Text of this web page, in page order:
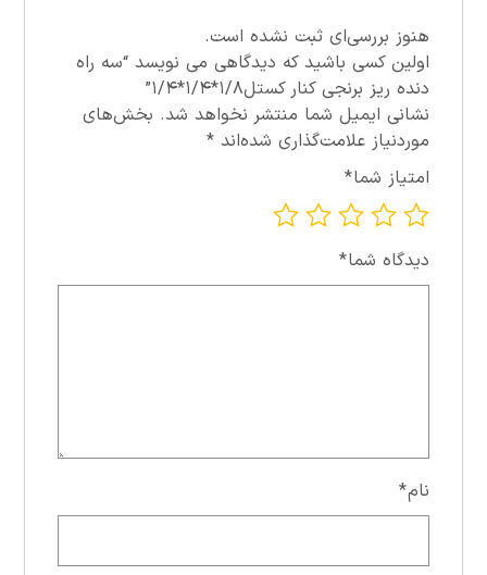
هنوز بررسی‌ای ثبت نشده است.
اولین کسی باشید که دیدگاهی می نویسد “سه راه
دنده ريز برنجي کنار کستل۱/۸*۱/۴*۱/۴”
نشانی ایمیل شما منتشر نخواهد شد. بخش‌های
موردنیاز علامت‌گذاری شده‌اند*
امتیاز شما*
دیدگاه شما*
نام*